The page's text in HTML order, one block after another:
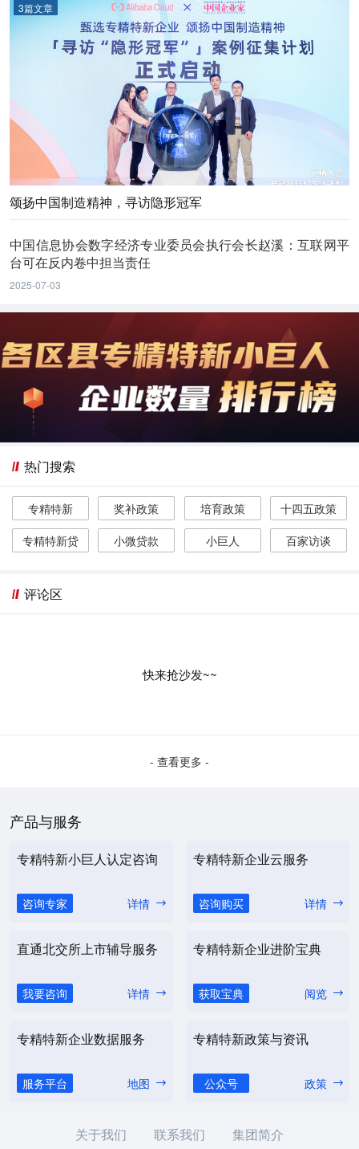
3篇文章
颂扬中国制造精神，寻访隐形冠军
中国信息协会数字经济专业委员会执行会长赵溪：互联网平
台可在反内卷中担当责任
2025-07-03
热门搜索
专精特新 奖补政策 培育政策
十四五政策
专精特新贷
小微贷款 小巨人 百家访谈
评论区
快来抢沙发~~
- 查看更多 -
产品与服务
专精特新小巨人认定咨询
咨询专家 详情
专精特新企业云服务
咨询购买 详情
直通北交所上市辅导服务
我要咨询 详情
专精特新企业进阶宝典
获取宝典 阅览
专精特新企业数据服务
服务平台 地图
专精特新政策与资讯
公众号 政策
关于我们 联系我们 集团简介